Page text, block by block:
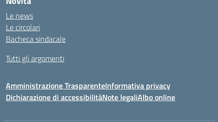
Le news
Le circolari
Bacheca sindacale
Tutti gli argomenti
Amministrazione TrasparenteInformativa privacy
Dichiarazione di accessibilitàNote legaliAlbo online